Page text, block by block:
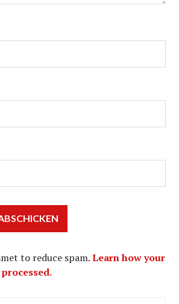
to reduce spam.Learn how your